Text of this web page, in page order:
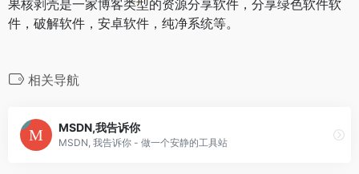
果核剥壳是一家博客类型的资源分享软件，分享绿色软件软
件，破解软件，安卓软件，纯净系统等。
相关导航
MSDN,我告诉你
MSDN, 我告诉你 - 做一个安静的工具站